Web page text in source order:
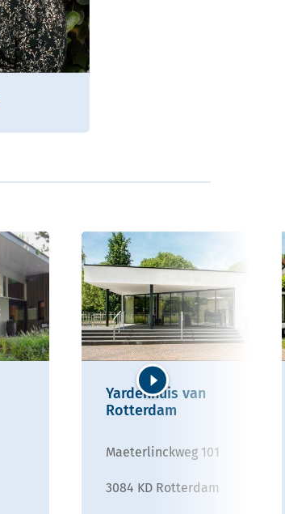
Yardenhuis van
Rotterdam
Maeterlinckweg 101
3084 KD Rotterdam
Volgende